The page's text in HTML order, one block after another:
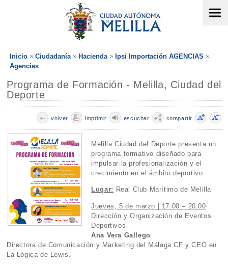
Inicio Ciudadanía Hacienda
Ipsi Importación AGENCIAS
Agencias
Programa de Formación - Melilla, Ciudad del
Deporte
compartir
escuchar
imprimir
volver
Melilla Ciudad del Deporte presenta un
programa formativo diseñado para
impulsar la profesionalización y el
crecimiento en el ámbito deportivo
Lugar: Real Club Marítimo de Melilla
Jueves, 5 de marzo | 17:00 – 20:00
Dirección y Organización de Eventos
Deportivos
Ana Vera Gallego
Directora de Comunicación y Marketing del Málaga CF y CEO en
La Lógica de Lewis.